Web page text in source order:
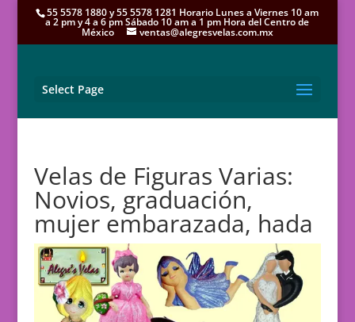
55 5578 1880 y 55 5578 1281 Horario Lunes a Viernes 10 am
a 2 pm y 4 a 6 pm Sábado 10 am a 1 pm Hora del Centro de
México ventas@alegresvelas.com.mx
Select Page
Velas de Figuras Varias:
Novios, graduación,
mujer embarazada, hada